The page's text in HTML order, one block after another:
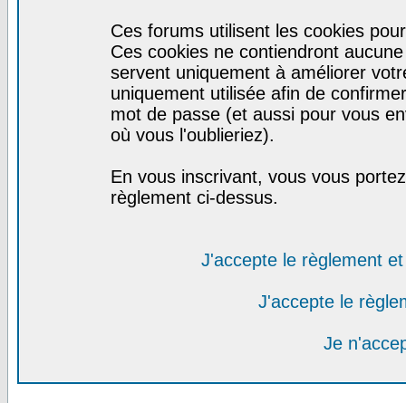
Ces forums utilisent les cookies
Ces cookies ne contiendront
servent uniquement à améliorer
uniquement utilisée afin de
mot de passe (et aussi pour vous
où vous l'oublieriez).
En vous inscrivant, vous vous
règlement ci-dessus.
J'accepte le règlement
J'accepte le
Je